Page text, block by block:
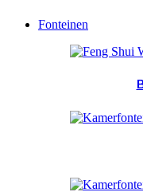
Fonteinen